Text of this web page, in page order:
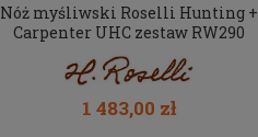
Nóż myśliwski Roselli Hunting +
Carpenter UHC zestaw RW290
1 483,00 zł